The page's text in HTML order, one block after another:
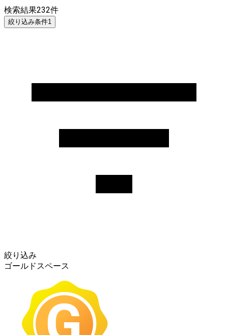
検索結果232件
絞り込み条件1
絞り込み
ゴールドスペース